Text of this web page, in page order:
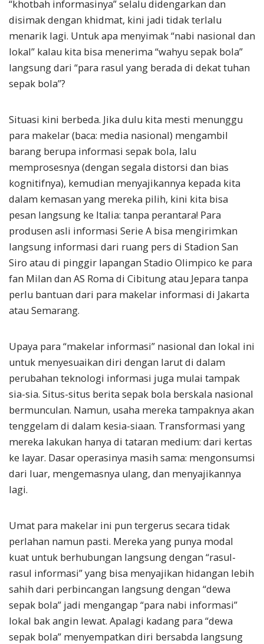
“khotbah informasinya” selalu didengarkan dan
disimak dengan khidmat, kini jadi tidak terlalu
menarik lagi. Untuk apa menyimak “nabi nasional dan
lokal” kalau kita bisa menerima “wahyu sepak bola”
langsung dari “para rasul yang berada di dekat tuhan
sepak bola”?
Situasi kini berbeda. Jika dulu kita mesti menunggu
para makelar (baca: media nasional) mengambil
barang berupa informasi sepak bola, lalu
memprosesnya (dengan segala distorsi dan bias
kognitifnya), kemudian menyajikannya kepada kita
dalam kemasan yang mereka pilih, kini kita bisa
pesan langsung ke Italia: tanpa perantara! Para
produsen asli informasi Serie A bisa mengirimkan
langsung informasi dari ruang pers di Stadion San
Siro atau di pinggir lapangan Stadio Olimpico ke para
fan Milan dan AS Roma di Cibitung atau Jepara tanpa
perlu bantuan dari para makelar informasi di Jakarta
atau Semarang.
Upaya para “makelar informasi” nasional dan lokal ini
untuk menyesuaikan diri dengan larut di dalam
perubahan teknologi informasi juga mulai tampak
sia-sia. Situs-situs berita sepak bola berskala nasional
bermunculan. Namun, usaha mereka tampaknya akan
tenggelam di dalam kesia-siaan. Transformasi yang
mereka lakukan hanya di tataran medium: dari kertas
ke layar. Dasar operasinya masih sama: mengonsumsi
dari luar, mengemasnya ulang, dan menyajikannya
lagi.
Umat para makelar ini pun tergerus secara tidak
perlahan namun pasti. Mereka yang punya modal
kuat untuk berhubungan langsung dengan “rasul-
rasul informasi” yang bisa menyajikan hidangan lebih
sahih dari perbincangan langsung dengan “dewa
sepak bola” jadi mengangap “para nabi informasi”
lokal bak angin lewat. Apalagi kadang para “dewa
sepak bola” menyempatkan diri bersabda langsung